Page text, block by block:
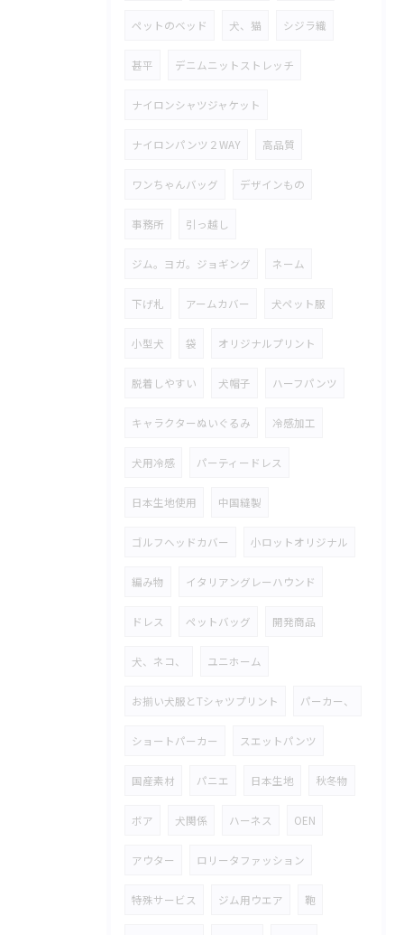
ペットのベッド 犬、猫 シジラ織
甚平 デニムニットストレッチ
ナイロンシャツジャケット
ナイロンパンツ２WAY 高品質
ワンちゃんバッグ デザインもの
事務所 引っ越し
ジム。ヨガ。ジョギング ネーム
下げ札 アームカバー 犬ペット服
小型犬 袋 オリジナルプリント
脱着しやすい 犬帽子 ハーフパンツ
キャラクターぬいぐるみ 冷感加工
犬用冷感 パーティードレス
日本生地使用 中国縫製
ゴルフヘッドカバー 小ロットオリジナル
編み物 イタリアングレーハウンド
ドレス ペットバッグ 開発商品
犬、ネコ、 ユニホーム
お揃い犬服とTシャツプリント パーカー、
ショートパーカー スエットパンツ
国産素材 パニエ 日本生地 秋冬物
ボア 犬関係 ハーネス OEN
アウター ロリータファッション
特殊サービス ジム用ウエア 鞄